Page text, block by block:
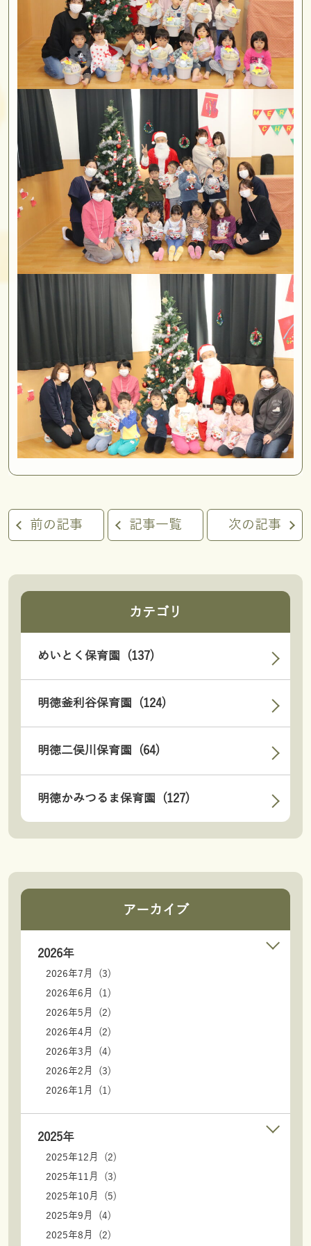
前の記事 記事一覧 次の記事
カテゴリ
めいとく保育園 (137)
明徳釜利谷保育園 (124)
明徳二俣川保育園 (64)
明徳かみつるま保育園 (127)
アーカイブ
2026年
2026年7月 (3)
2026年6月 (1)
2026年5月 (2)
2026年4月 (2)
2026年3月 (4)
2026年2月 (3)
2026年1月 (1)
2025年
2025年12月 (2)
2025年11月 (3)
2025年10月 (5)
2025年9月 (4)
2025年8月 (2)